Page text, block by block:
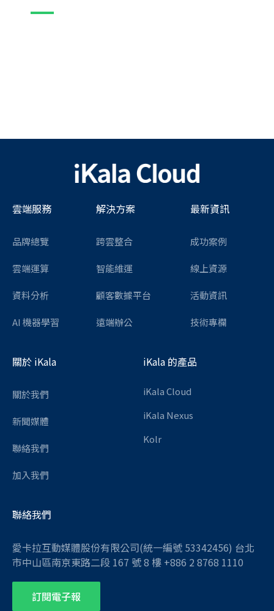
雲端服務
品牌總覽
雲端運算
資料分析
AI 機器學習
解決方案
跨雲整合
智能維運
顧客數據平台
遠端辦公
最新資訊
成功案例
線上資源
活動資訊
技術專欄
關於 iKala
關於我們
新聞媒體
聯絡我們
加入我們
iKala 的產品
iKala Cloud
iKala Nexus
Kolr
聯絡我們
愛卡拉互動媒體股份有限公司(統一編號 53342456) 台北
市中山區南京東路二段 167 號 8 樓 +886 2 8768 1110
訂閱電子報